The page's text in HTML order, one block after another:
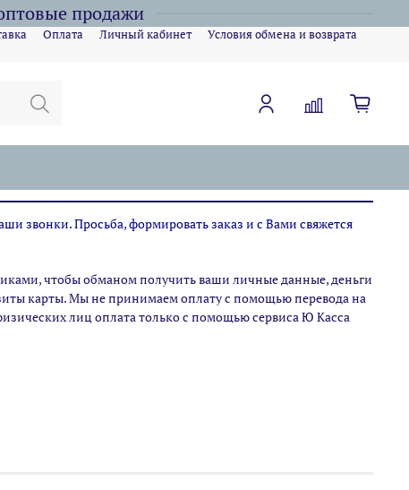
продажи
Оплата Личный кабинет Условия обмена и возврата
звонки. Просьба, формировать заказ и с Вами свяжется
чтобы обманом получить ваши личные данные, деньги
карты. Мы не принимаем оплату с помощью перевода на
лиц оплата только с помощью сервиса Ю Касса